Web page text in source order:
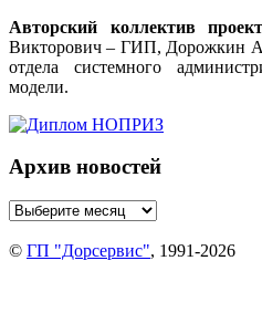
Авторский коллектив
Викторович – ГИП, Дорожкин
отдела системного
модели.
Архив новостей
© ГП "Дорсервис", 1991-2026